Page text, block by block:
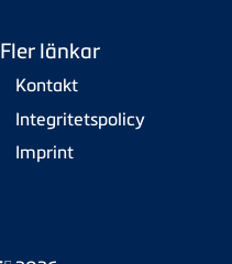
Fler länkar
Kontakt
Integritetspolicy
Imprint